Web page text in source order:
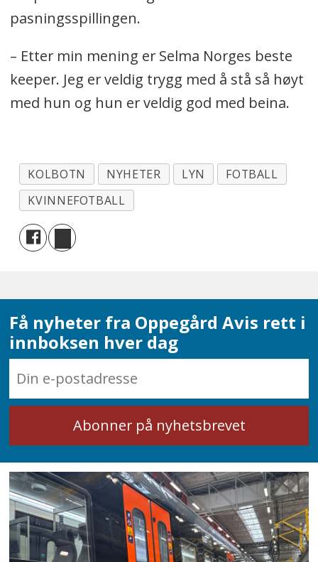
pasningsspillingen.
– Etter min mening er Selma Norges beste
keeper. Jeg er veldig trygg med å stå så høyt
med hun og hun er veldig god med beina.
KOLBOTN NYHETER LYN
FOTBALL
KVINNEFOTBALL
Få nyheter fra Oppegård Avis rett i
innboksen hver dag